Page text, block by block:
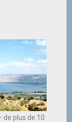
de plus de 10